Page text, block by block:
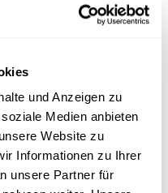
und Anzeigen zu
Medien anbieten
Website zu
Informationen zu Ihrer
unsere Partner für
Nächte: Was für
Kühlmechanismenunseres
in Städten, wo es noch